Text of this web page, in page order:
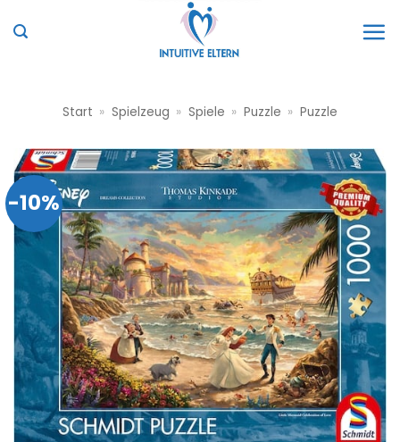
Inhalt
Start » Spielzeug » Spiele » Puzzle » Puzzle
-10%